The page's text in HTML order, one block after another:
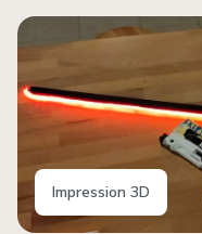
Impression 3D